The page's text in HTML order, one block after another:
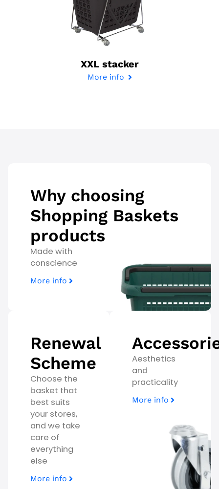
XXL stacker
More info
Why choosing
Shopping Baskets
products
Made with
conscience
More info
Renewal
Scheme
Choose the
basket that
best suits
your stores,
and we take
care of
everything
else
More info
Aesthetics
and
practicality
More info